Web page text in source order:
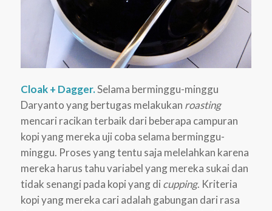
Cloak + Dagger.Selama berminggu-minggu
Daryanto yang bertugas melakukan roasting
mencari racikan terbaik dari beberapa campuran
kopi yang mereka uji coba selama berminggu-
minggu. Proses yang tentu saja melelahkan karena
mereka harus tahu variabel yang mereka sukai dan
tidak senangi pada kopi yang di cupping. Kriteria
kopi yang mereka cari adalah gabungan dari rasa